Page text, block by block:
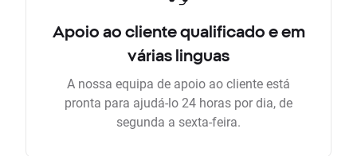
Apoio ao cliente qualificado e em
várias linguas
A nossa equipa de apoio ao cliente está
pronta para ajudá-lo 24 horas por dia, de
segunda a sexta-feira.